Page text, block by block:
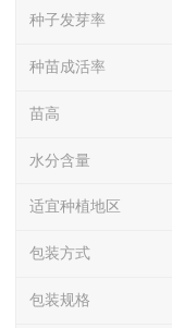
种子发芽率
种苗成活率
苗高
水分含量
适宜种植地区
包装方式
包装规格